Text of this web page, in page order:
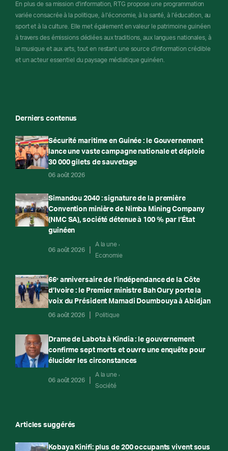
En plus de sa mission d'information, RTG propose une programmation
variée consacrée à la politique, à l'économie, à la santé, à l'éducation, au
sport et à la culture. Elle met également en valeur le patrimoine guinéen
à travers des émissions dédiées aux traditions, aux langues nationales, à
la musique et aux arts, tout en restant une source d'information crédible
et un acteur essentiel du paysage médiatique guinéen.
Derniers contenus
Sécurité maritime en Guinée : le Gouvernement
lance une vaste campagne nationale et déploie
30 000 gilets de sauvetage
06 août 2026
Simandou 2040 : signature de la première
Convention minière de Nimba Mining Company
(NMC SA), société détenue à 100 % par l’État
guinéen
06 août 2026
A la une
Economie
66ᵉ anniversaire de l’indépendance de la Côte
d’Ivoire : le Premier ministre Bah Oury porte la
voix du Président Mamadi Doumbouya à Abidjan
06 août 2026 Politique
Drame de Labota à Kindia : le gouvernement
confirme sept morts et ouvre une enquête pour
élucider les circonstances
06 août 2026
A la une
Société
Articles suggérés
Kobaya Kinifi: plus de 200 occupants vivent sous